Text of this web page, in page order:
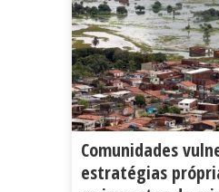
Comunidades
estratégias